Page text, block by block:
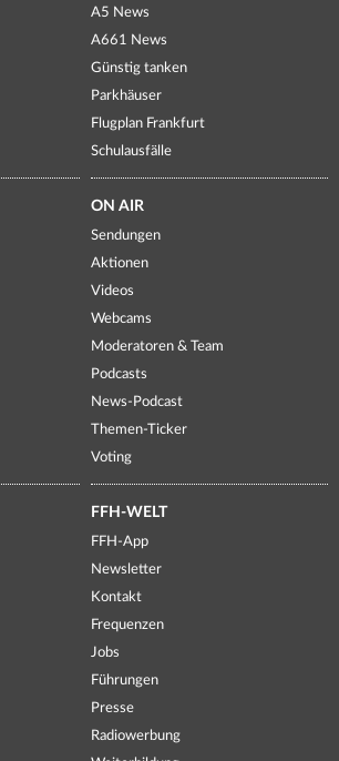
A5 News
A661 News
Günstig tanken
Parkhäuser
Flugplan Frankfurt
Schulausfälle
ON AIR
Sendungen
Aktionen
Videos
Webcams
Moderatoren & Team
Podcasts
News-Podcast
Themen-Ticker
Voting
FFH-WELT
FFH-App
Newsletter
Kontakt
Frequenzen
Jobs
Führungen
Presse
Radiowerbung